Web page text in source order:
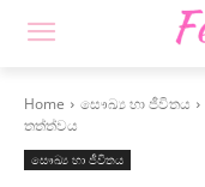
Home සෞඛ්‍ය හා ජීවිතය
තත්ත්වය
සෞඛ්‍ය හා ජීවිතය